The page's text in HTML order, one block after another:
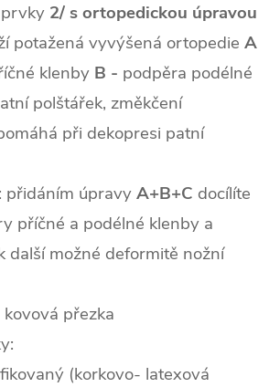
2/ s ortopedickou úpravou
potažená vyvýšená ortopedie A
klenby B - podpěra podélné
polštářek, změkčení
při dekopresi patní
přidáním úpravyA+B+C docílíte
příčné a podélné klenby a
další možné deformitě nožní
přezka
(korkovo- latexová